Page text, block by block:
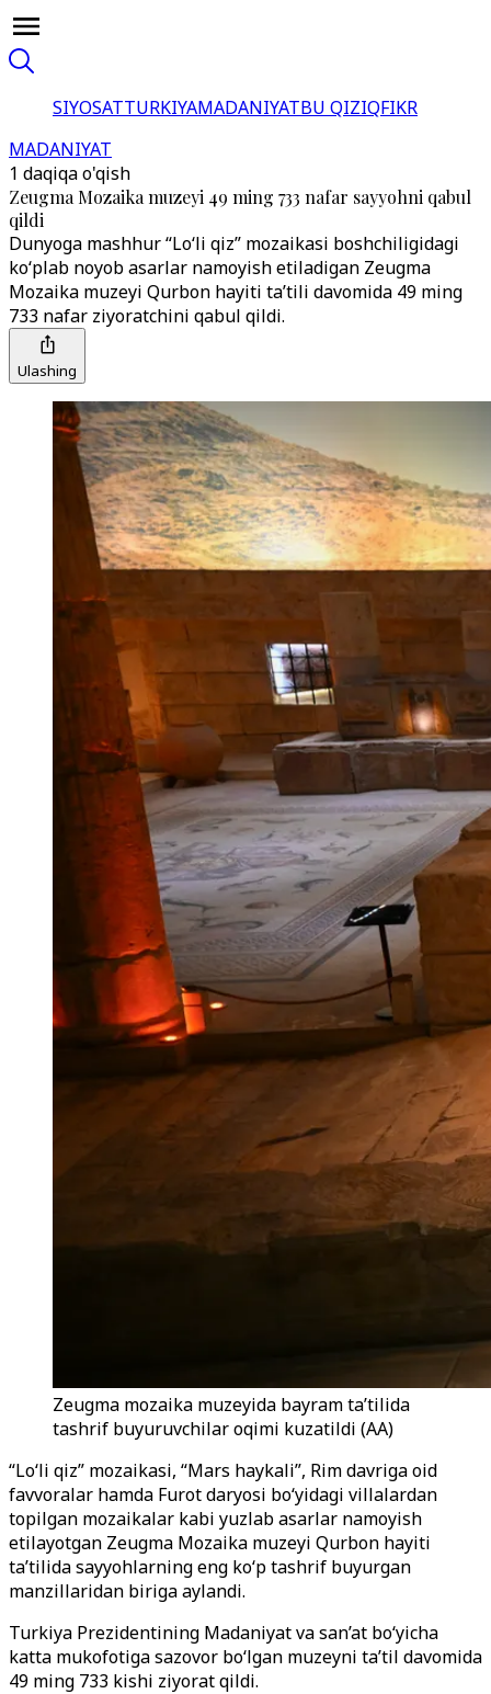
SIYOSATTURKIYAMADANIYATBU QIZIQFIKR
MADANIYAT
1 daqiqa o'qish
Zeugma Mozaika muzeyi 49 ming 733 nafar sayyohni qabul
qildi
Dunyoga mashhur “Lo‘li qiz” mozaikasi boshchiligidagi
ko‘plab noyob asarlar namoyish etiladigan Zeugma
Mozaika muzeyi Qurbon hayiti ta’tili davomida 49 ming
733 nafar ziyoratchini qabul qildi.
Ulashing
Zeugma mozaika muzeyida bayram ta’tilida
tashrif buyuruvchilar oqimi kuzatildi (AA)
“Lo‘li qiz” mozaikasi, “Mars haykali”, Rim davriga oid
favvoralar hamda Furot daryosi bo‘yidagi villalardan
topilgan mozaikalar kabi yuzlab asarlar namoyish
etilayotgan Zeugma Mozaika muzeyi Qurbon hayiti
ta’tilida sayyohlarning eng ko‘p tashrif buyurgan
manzillaridan biriga aylandi.
Turkiya Prezidentining Madaniyat va san’at bo‘yicha
katta mukofotiga sazovor bo‘lgan muzeyni ta’til davomida
49 ming 733 kishi ziyorat qildi.